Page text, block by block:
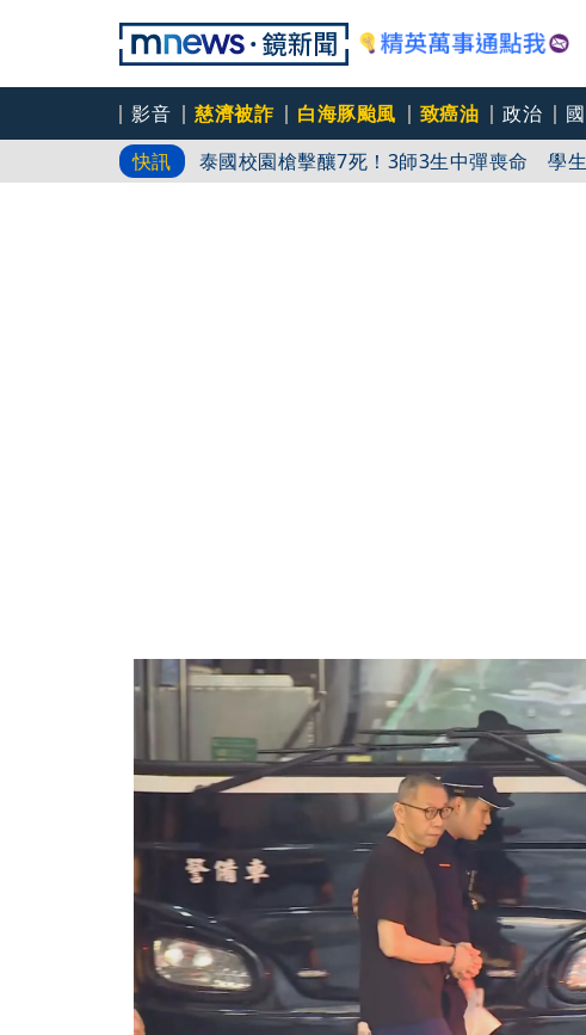
影音 慈濟被詐 白海豚颱風 致癌油 政治
快訊
泰國校園槍擊釀7死！3師3生中彈喪命 學
閃不掉白海豚！ 明起北台灣、中南部先後